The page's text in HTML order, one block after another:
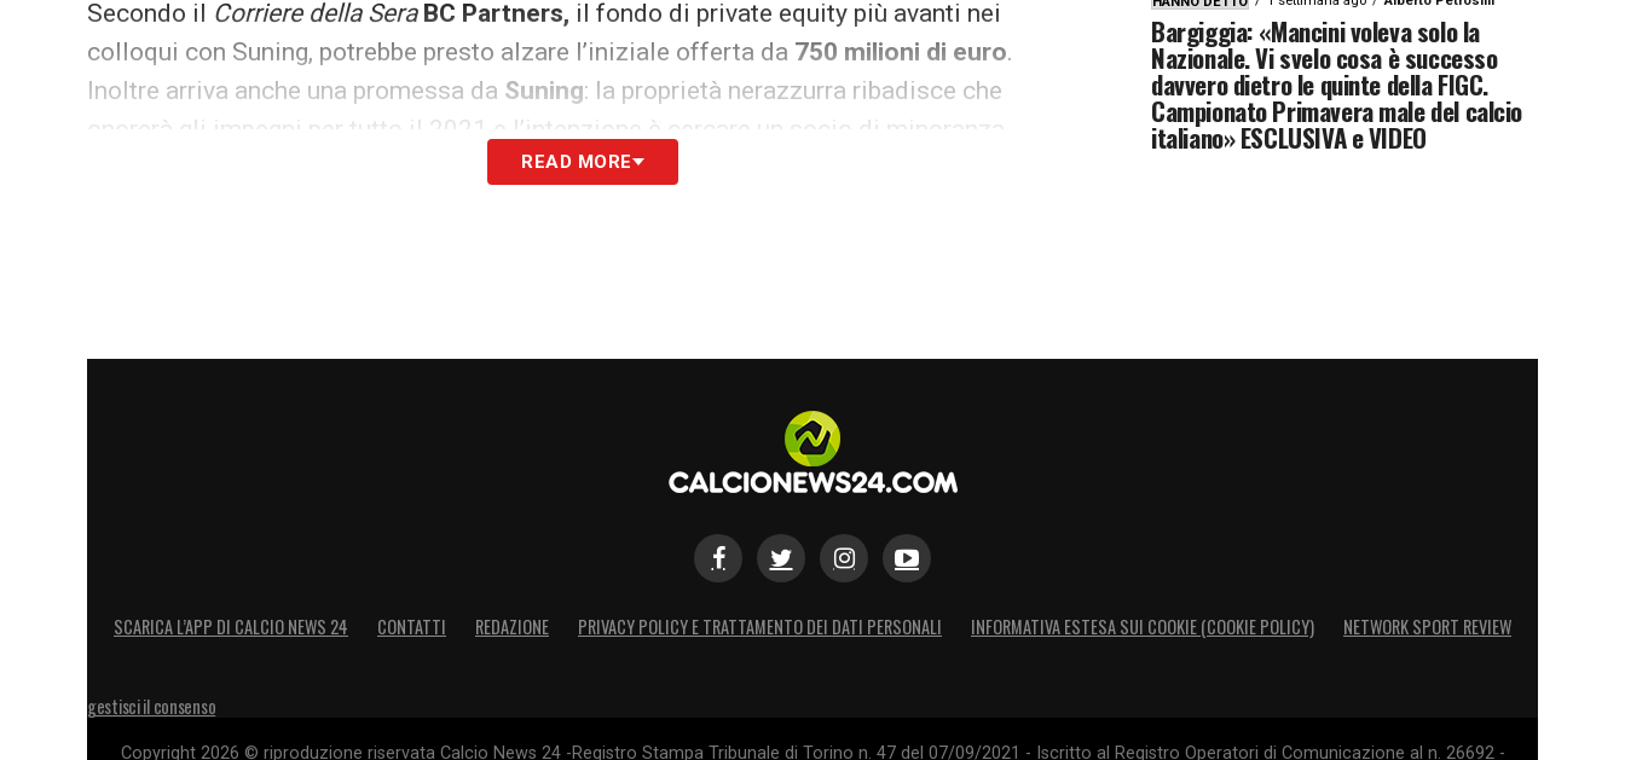
Secondo il Corriere della Sera BC Partners, il fondo di private equity più avanti nei
colloqui con Suning, potrebbe presto alzare l’iniziale offerta da 750 milioni di euro.
Inoltre arriva anche una promessa da Suning: la proprietà nerazzurra ribadisce che
onorerà gli impegni per tutto il 2021 e l’intenzione è cercare un socio di minoranza.
Anche il fondo americano Ares resta in corsa per entrare nel club.
READ MORE
Bargiggia: «Mancini voleva solo la
Nazionale. Vi svelo cosa è successo
davvero dietro le quinte della FIGC.
Campionato Primavera male del calcio
italiano» ESCLUSIVA e VIDEO
SCARICA L’APP DI CALCIO NEWS 24 CONTATTI REDAZIONE PRIVACY POLICY E TRATTAMENTO DEI DATI PERSONALI INFORMATIVA ESTESA SUI COOKIE (COOKIE POLICY) NETWORK SPORT REVIEW
gestisci il consenso
Copyright 2026 © riproduzione riservata Calcio News 24 -Registro Stampa Tribunale di Torino n. 47 del 07/09/2021 - Iscritto al Registro Operatori di Comunicazione al n. 26692 -